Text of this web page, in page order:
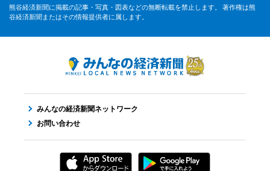
熊谷経済新聞に掲載の記事・写真・図表などの無断転載を禁止します。 著作権は熊
谷経済新聞またはその情報提供者に属します。
みんなの経済新聞ネットワーク
お問い合わせ